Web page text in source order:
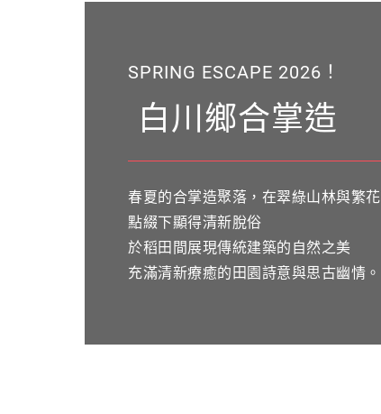
SPRING ESCAPE 2026！
白川鄉合掌造
春夏的合掌造聚落，在翠綠山林與繁花
點綴下顯得清新脫俗
於稻田間展現傳統建築的自然之美
充滿清新療癒的田園詩意與思古幽情。